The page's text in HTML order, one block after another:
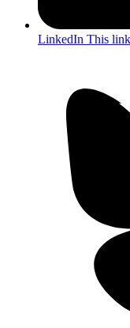
LinkedIn This